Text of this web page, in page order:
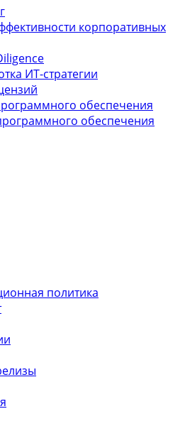
корпоративных
ИТ-стратегии
обеспечения
обеспечения
политика